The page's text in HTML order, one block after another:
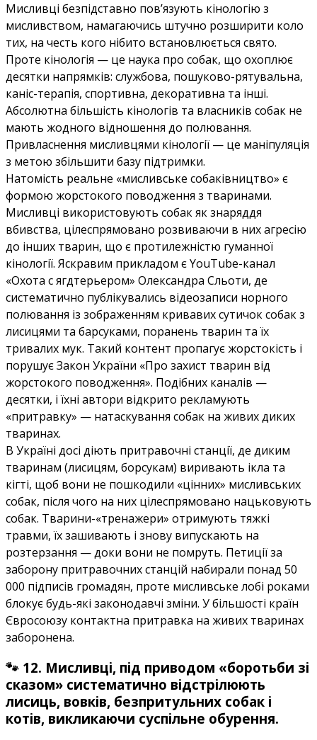
Мисливці безпідставно пов’язують кінологію з
мисливством, намагаючись штучно розширити коло
тих, на честь кого нібито встановлюється свято.
Проте кінологія — це наука про собак, що охоплює
десятки напрямків: службова, пошуково-рятувальна,
каніс-терапія, спортивна, декоративна та інші.
Абсолютна більшість кінологів та власників собак не
мають жодного відношення до полювання.
Привласнення мисливцями кінології — це маніпуляція
з метою збільшити базу підтримки.
Натомість реальне «мисливське собаківництво» є
формою жорстокого поводження з тваринами.
Мисливці використовують собак як знаряддя
вбивства, цілеспрямовано розвиваючи в них агресію
до інших тварин, що є протилежністю гуманної
кінології. Яскравим прикладом є YouTube-канал
«Охота с ягдтерьером» Олександра Сльоти, де
систематично публікувались відеозаписи норного
полювання із зображенням кривавих сутичок собак з
лисицями та барсуками, поранень тварин та їх
тривалих мук. Такий контент пропагує жорстокість і
порушує Закон України «Про захист тварин від
жорстокого поводження». Подібних каналів —
десятки, і їхні автори відкрито рекламують
«притравку» — натаскування собак на живих диких
тваринах.
В Україні досі діють притравочні станції, де диким
тваринам (лисицям, борсукам) виривають ікла та
кігті, щоб вони не пошкодили «цінних» мисливських
собак, після чого на них цілеспрямовано нацьковують
собак. Тварини-«тренажери» отримують тяжкі
травми, їх зашивають і знову випускають на
розтерзання — доки вони не помруть. Петиції за
заборону притравочних станцій набирали понад 50
000 підписів громадян, проте мисливське лобі роками
блокує будь-які законодавчі зміни. У більшості країн
Євросоюзу контактна притравка на живих тваринах
заборонена.
🐾 12. Мисливці, під приводом «боротьби зі
сказом» систематично відстрілюють
лисиць, вовків, безпритульних собак і
котів, викликаючи суспільне обурення.